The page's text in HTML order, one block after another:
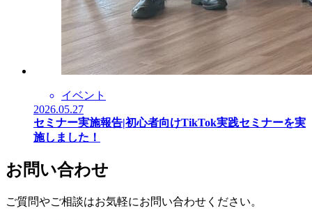
イベント
2026.05.27
セミナー実施報告|初心者向けTikTok実践セミナーを実
施しました！
お問い合わせ
ご質問やご相談はお気軽にお問い合わせください。